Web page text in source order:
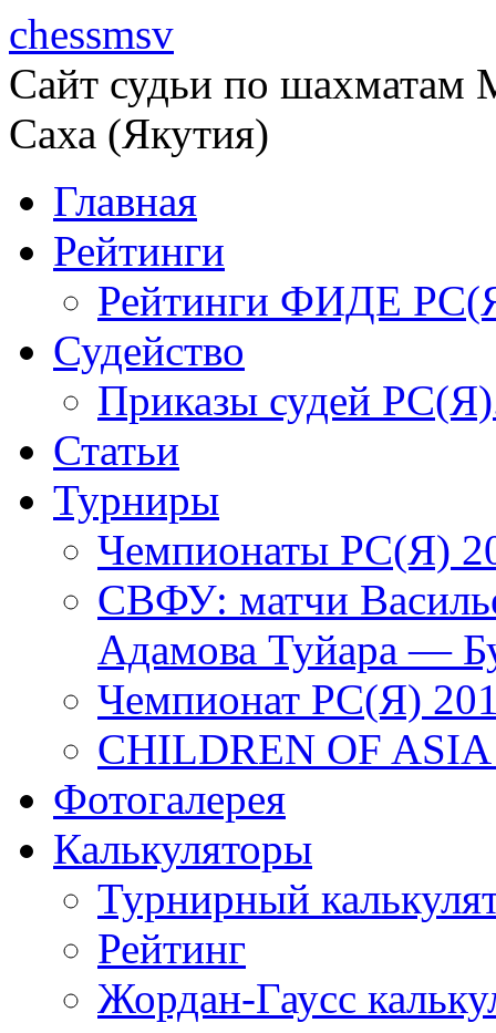
chessmsv
Сайт судьи по шахматам
Саха (Якутия)
Главная
Рейтинги
Рейтинги ФИДЕ
Судейство
Приказы судей
Статьи
Турниры
Чемпионаты РС(Я)
СВФУ: матчи
Адамова Туйара —
Чемпионат РС(Я)
CHILDREN OF
Фотогалерея
Калькуляторы
Турнирный
Рейтинг
Жордан-Гаусс